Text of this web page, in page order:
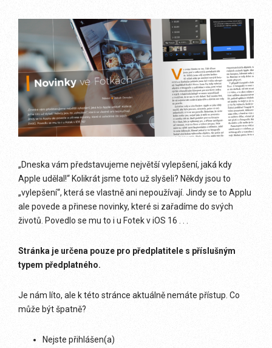
„Dneska vám představujeme největší vylepšení, jaká kdy
Apple udělal!“ Kolikrát jsme toto už slyšeli? Někdy jsou to
„vylepšení“, která se vlastně ani nepoužívají. Jindy se to Applu
ale povede a přinese novinky, které si zařadíme do svých
životů. Povedlo se mu to i u Fotek v iOS 16 . . .
Stránka je určena pouze pro předplatitele s příslušným
typem předplatného.
Je nám líto, ale k této stránce aktuálně nemáte přístup. Co
může být špatně?
Nejste přihlášen(a)